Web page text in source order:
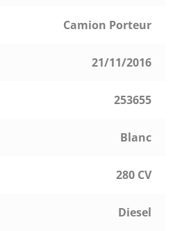
Camion Porteur
21/11/2016
253655
Blanc
280 CV
Diesel